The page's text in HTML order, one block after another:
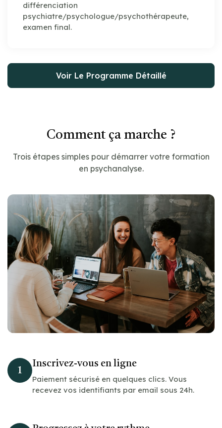
différenciation
psychiatre/psychologue/psychothérapeute,
examen final.
Voir Le Programme Détaillé
Comment ça marche ?
Trois étapes simples pour démarrer votre formation
en psychanalyse.
1
Inscrivez-vous en ligne
Paiement sécurisé en quelques clics. Vous
recevez vos identifiants par email sous 24h.